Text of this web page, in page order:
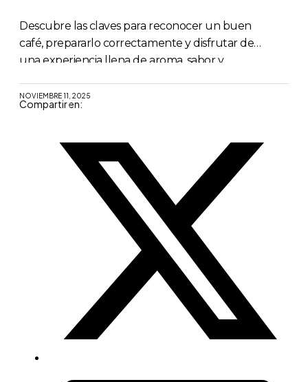
Descubre las claves para reconocer un buen
café, prepararlo correctamente y disfrutar de
una experiencia llena de aroma, sabor y
NOVIEMBRE 11, 2025
Compartir en: